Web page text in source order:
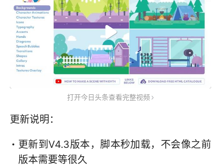
打开今日头条查看完整视频
更新说明：
更新到V4.3版本，脚本秒加载，不会像之前
版本需要等很久